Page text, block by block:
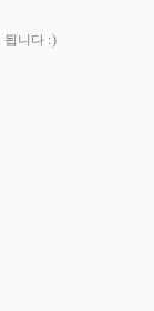
됩니다 :)